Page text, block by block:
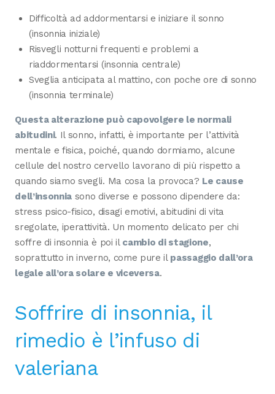
Difficoltà ad addormentarsi e iniziare il sonno
(insonnia iniziale)
Risvegli notturni frequenti e problemi a
riaddormentarsi (insonnia centrale)
Sveglia anticipata al mattino, con poche ore di sonno
(insonnia terminale)
Questa alterazione può capovolgere le normali
abitudini. Il sonno, infatti, è importante per l’attività
mentale e fisica, poiché, quando dormiamo, alcune
cellule del nostro cervello lavorano di più rispetto a
quando siamo svegli. Ma cosa la provoca? Le cause
dell’insonnia sono diverse e possono dipendere da:
stress psico-fisico, disagi emotivi, abitudini di vita
sregolate, iperattività. Un momento delicato per chi
soffre di insonnia è poi il cambio di stagione,
soprattutto in inverno, come pure il passaggio dall’ora
legale all’ora solare e viceversa.
Soffrire di insonnia, il
rimedio è l’infuso di
valeriana